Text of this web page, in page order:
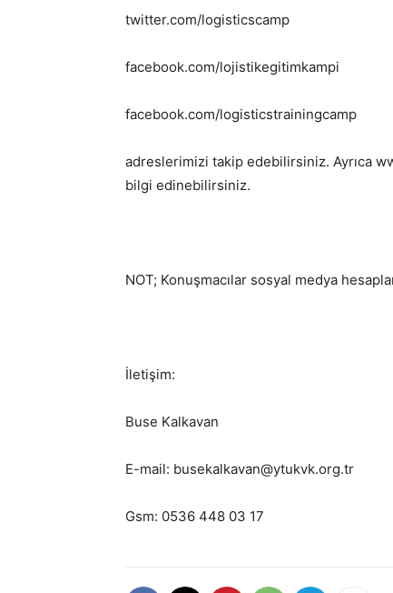
twitter.com/logisticscamp
facebook.com/lojistikegitimkampi
facebook.com/logisticstrainingcamp
adreslerimizi takip edebilirsiniz. Ayrıca
bilgi edinebilirsiniz.
NOT; Konuşmacılar sosyal medya
İletişim:
Buse Kalkavan
E-mail: busekalkavan@ytukvk.org.tr
Gsm: 0536 448 03 17